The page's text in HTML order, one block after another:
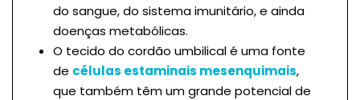
do sangue, do sistema imunitário, e ainda
doenças metabólicas.
O tecido do cordão umbilical é uma fonte
de células estaminais mesenquimais,
que também têm um grande potencial de